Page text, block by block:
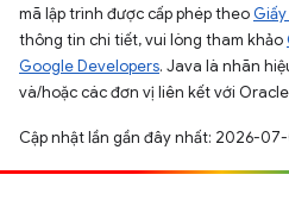
mã lập trình được cấp phép theo
thông tin chi tiết, vui lòng tham khảo
Google Developers. Java là nhãn
và/hoặc các đơn vị liên kết với
Cập nhật lần gần đây nhất: 2026-07-